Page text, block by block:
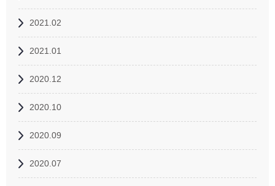
2021.02
2021.01
2020.12
2020.10
2020.09
2020.07